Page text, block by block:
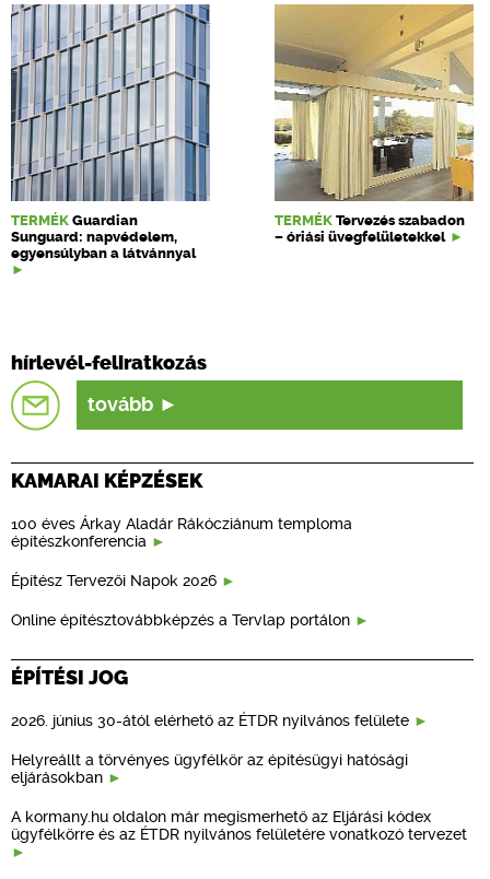
TERMÉK Guardian
Sunguard: napvédelem,
egyensúlyban a látvánnyal
TERMÉK Tervezés szabadon
– óriási üvegfelületekkel
hírlevél-feliratkozás
tovább
KAMARAI KÉPZÉSEK
100 éves Árkay Aladár Rákócziánum temploma
építészkonferencia
Építész Tervezői Napok 2026
Online építésztovábbképzés a Tervlap portálon
ÉPÍTÉSI JOG
2026. június 30-ától elérhető az ÉTDR nyilvános felülete
Helyreállt a törvényes ügyfélkör az építésügyi hatósági
eljárásokban
A kormany.hu oldalon már megismerhető az Eljárási kódex
ügyfélkörre és az ÉTDR nyilvános felületére vonatkozó tervezet